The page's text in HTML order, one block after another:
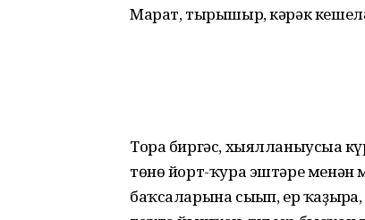
Марат, тырышыр, кәрәк
Тора биргәс, хыялланыусыға
төнө йорт-ҡура эштәре
баҡсаларына сығып, ер